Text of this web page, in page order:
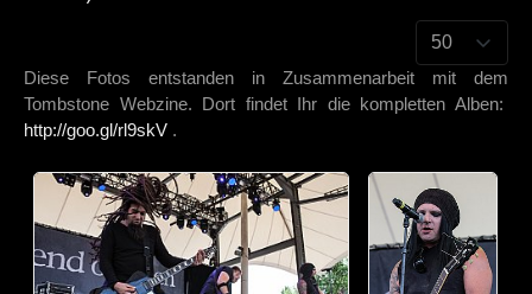
Diese Fotos entstanden in Zusammenarbeit mit dem
Tombstone Webzine. Dort findet Ihr die kompletten Alben:
http://goo.gl/rl9skV .